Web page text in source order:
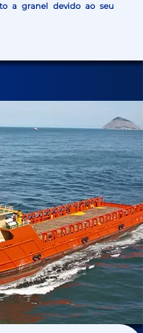
a granel devido ao seu